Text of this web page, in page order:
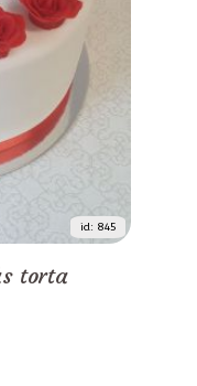
id: 845
torta